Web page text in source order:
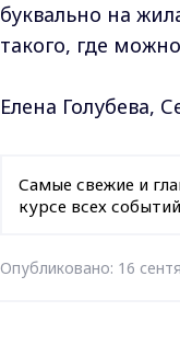
буквально на
такого, где
Елена Голубева,
Самые свежие и
курсе всех
Опубликовано: 16